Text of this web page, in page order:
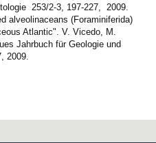
253/2-3, 197-227, 2009.
alveolinaceans (Foraminiferida)
Atlantic". V. Vicedo, M.
Jahrbuch für Geologie und
2009.